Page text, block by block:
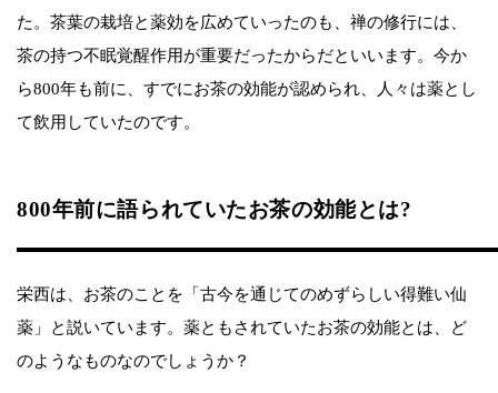
た。茶葉の栽培と薬効を広めていったのも、禅の修行には、
茶の持つ不眠覚醒作用が重要だったからだといいます。今か
ら800年も前に、すでにお茶の効能が認められ、人々は薬とし
て飲用していたのです。
800年前に語られていたお茶の効能とは?
栄西は、お茶のことを「古今を通じてのめずらしい得難い仙
薬」と説いています。薬ともされていたお茶の効能とは、ど
のようなものなのでしょうか？